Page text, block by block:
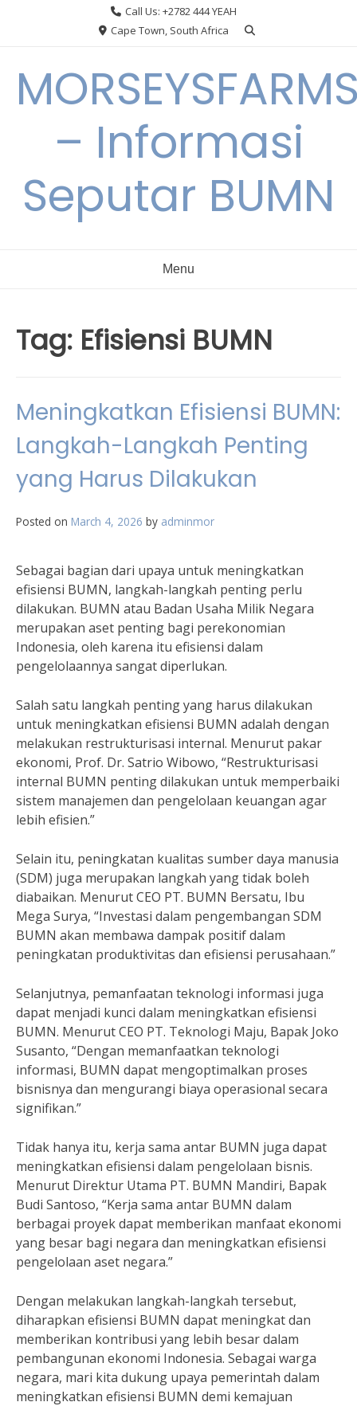
Call Us: +2782 444 YEAH
Cape Town, South Africa
– Informasi
Seputar BUMN
Menu
Tag: Efisiensi BUMN
Meningkatkan Efisiensi BUMN:
Langkah-Langkah Penting
yang Harus Dilakukan
Posted on March 4, 2026 by adminmor
Sebagai bagian dari upaya untuk meningkatkan
efisiensi BUMN, langkah-langkah penting perlu
dilakukan. BUMN atau Badan Usaha Milik Negara
merupakan aset penting bagi perekonomian
Indonesia, oleh karena itu efisiensi dalam
pengelolaannya sangat diperlukan.
Salah satu langkah penting yang harus dilakukan
untuk meningkatkan efisiensi BUMN adalah dengan
melakukan restrukturisasi internal. Menurut pakar
ekonomi, Prof. Dr. Satrio Wibowo, “Restrukturisasi
internal BUMN penting dilakukan untuk memperbaiki
sistem manajemen dan pengelolaan keuangan agar
lebih efisien.”
Selain itu, peningkatan kualitas sumber daya manusia
(SDM) juga merupakan langkah yang tidak boleh
diabaikan. Menurut CEO PT. BUMN Bersatu, Ibu
Mega Surya, “Investasi dalam pengembangan SDM
BUMN akan membawa dampak positif dalam
peningkatan produktivitas dan efisiensi perusahaan.”
Selanjutnya, pemanfaatan teknologi informasi juga
dapat menjadi kunci dalam meningkatkan efisiensi
BUMN. Menurut CEO PT. Teknologi Maju, Bapak Joko
Susanto, “Dengan memanfaatkan teknologi
informasi, BUMN dapat mengoptimalkan proses
bisnisnya dan mengurangi biaya operasional secara
signifikan.”
Tidak hanya itu, kerja sama antar BUMN juga dapat
meningkatkan efisiensi dalam pengelolaan bisnis.
Menurut Direktur Utama PT. BUMN Mandiri, Bapak
Budi Santoso, “Kerja sama antar BUMN dalam
berbagai proyek dapat memberikan manfaat ekonomi
yang besar bagi negara dan meningkatkan efisiensi
pengelolaan aset negara.”
Dengan melakukan langkah-langkah tersebut,
diharapkan efisiensi BUMN dapat meningkat dan
memberikan kontribusi yang lebih besar dalam
pembangunan ekonomi Indonesia. Sebagai warga
negara, mari kita dukung upaya pemerintah dalam
meningkatkan efisiensi BUMN demi kemajuan